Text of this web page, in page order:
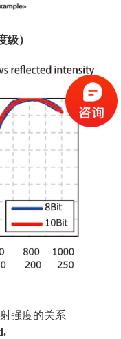
级）
强度的关系